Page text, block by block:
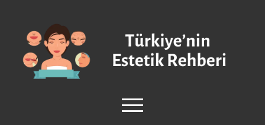
Türkiye'nin
Estetik
Rehberi
menüyü
aç